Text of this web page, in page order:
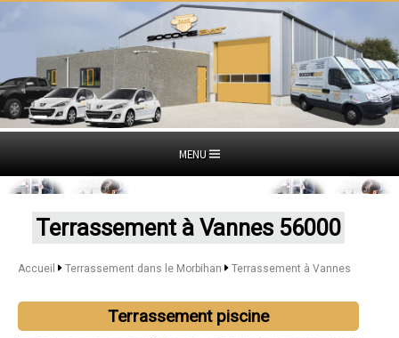
MENU
Terrassement à Vannes 56000
Accueil Terrassement dans le Morbihan Terrassement à Vannes
Terrassement piscine